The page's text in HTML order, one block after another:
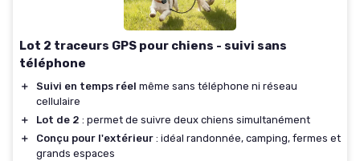
Lot 2 traceurs GPS pour chiens - suivi sans
téléphone
＋ Suivi en temps réel même sans téléphone ni réseau
cellulaire
＋
Lot de 2 : permet de suivre deux chiens simultanément
＋
Conçu pour l'extérieur : idéal randonnée, camping, fermes et
grands espaces